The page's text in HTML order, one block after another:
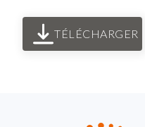
TÉLÉCHARGER